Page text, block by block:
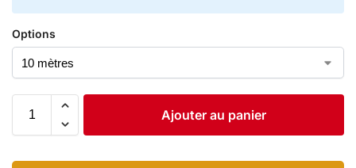
Options
Ajouter au panier